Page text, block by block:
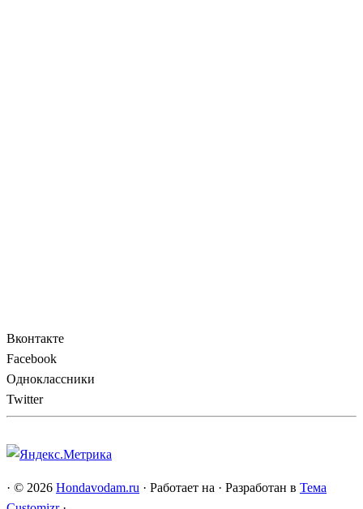
Вконтакте
Facebook
Одноклассники
Twitter
· © 2026 Hondavodam.ru · Работает на · Разработан в Тема